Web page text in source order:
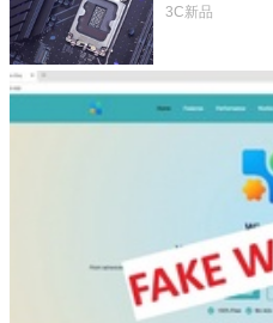
LGA 1954
3C新品